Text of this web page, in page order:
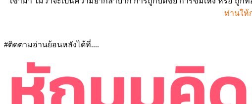
ท่านให้
#ติดตามอ่านย้อนหลังได้ที่....